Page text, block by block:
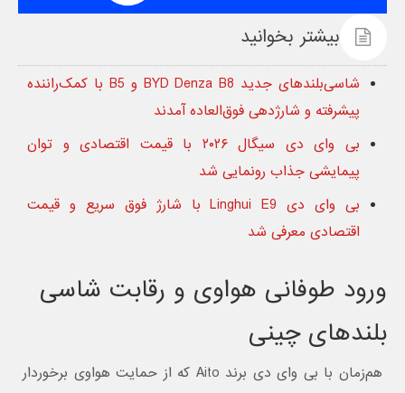
بیشتر بخوانید
شاسی‌بلندهای جدید BYD Denza B8 و B5 با کمک‌راننده
پیشرفته و شارژدهی فوق‌العاده آمدند
بی وای دی سیگال ۲۰۲۶ با قیمت اقتصادی و توان
پیمایشی جذاب رونمایی شد
بی وای دی Linghui E9 با شارژ فوق سریع و قیمت
اقتصادی معرفی شد
ورود طوفانی هواوی و رقابت شاسی
بلندهای چینی
هم‌زمان با بی وای دی برند Aito که از حمایت هواوی برخوردار